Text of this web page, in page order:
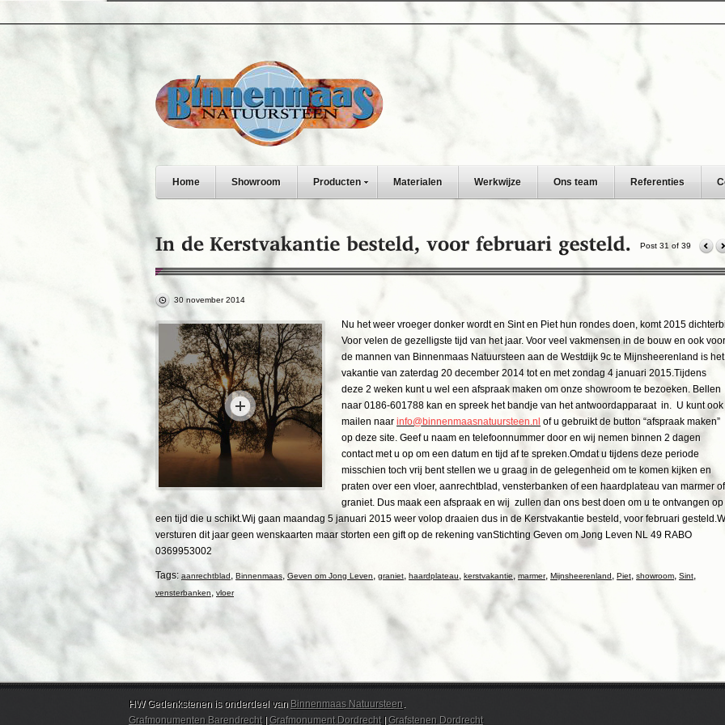
Home Showroom Producten Materialen Werkwijze Ons team Referenties
Post 31 of 39
30 november 2014
Nu het weer vroeger donker wordt en Sint en Piet hun rondes doen, komt 2015
Voor velen de gezelligste tijd van het jaar. Voor veel vakmensen in de bouw en ook voor
de mannen van Binnenmaas Natuursteen aan de Westdijk 9c te Mijnsheerenland is het
vakantie van zaterdag 20 december 2014 tot en met zondag 4 januari 2015.Tijdens
deze 2 weken kunt u wel een afspraak maken om onze showroom te bezoeken. Bellen
naar 0186-601788 kan en spreek het bandje van het antwoordapparaat in. U kunt ook
mailen naar info@binnenmaasnatuursteen.nl of u gebruikt de button “afspraak maken”
op deze site. Geef u naam en telefoonnummer door en wij nemen binnen 2 dagen
contact met u op om een datum en tijd af te spreken.Omdat u tijdens deze periode
misschien toch vrij bent stellen we u graag in de gelegenheid om te komen kijken en
praten over een vloer, aanrechtblad, vensterbanken of een haardplateau van marmer of
graniet. Dus maak een afspraak en wij zullen dan ons best doen om u te ontvangen op
een tijd die u schikt.Wij gaan maandag 5 januari 2015 weer volop draaien dus in de Kerstvakantie besteld, voor februari
versturen dit jaar geen wenskaarten maar storten een gift op de rekening vanStichting Geven om Jong Leven NL 49 RABO
0369953002
Tags: aanrechtblad, Binnenmaas,Geven om Jong Leven, graniet, haardplateau, kerstvakantie, marmer, Mijnsheerenland, Piet, showroom, Sint,
vensterbanken,vloer
HW Gedenkstenen is onderdeel van Binnenmaas Natuursteen.
Grafmonumenten Barendrecht| Grafmonument Dordrecht| Grafstenen Dordrecht